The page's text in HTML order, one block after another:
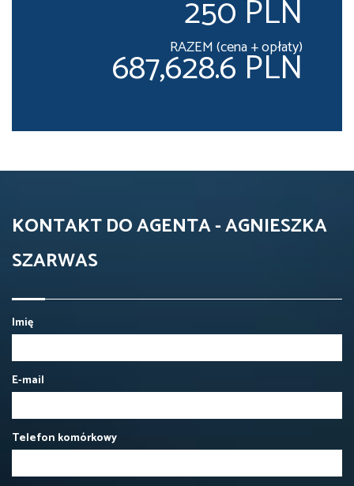
250 PLN
RAZEM (cena + opłaty)
687,628.6 PLN
KONTAKT DO AGENTA - AGNIESZKA
SZARWAS
Imię
E-mail
Telefon komórkowy